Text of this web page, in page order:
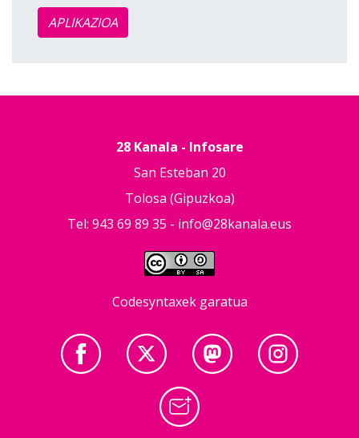
APLIKAZIOA
28 Kanala - Infosare
San Esteban 20
Tolosa (Gipuzkoa)
Tel: 943 69 89 35 - info@28kanala.eus
Codesyntaxek garatua